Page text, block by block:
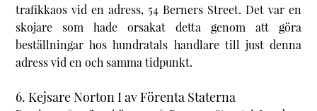
trafikkaos vid en adress, 54 Berners Street. Det var en
skojare som hade orsakat detta genom att göra
beställningar hos hundratals handlare till just denna
adress vid en och samma tidpunkt.
6. Kejsare Norton I av Förenta Staterna